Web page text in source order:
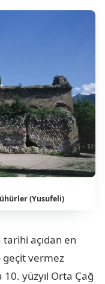
(Yusufeli)
açıdan en
geçit vermez
yüzyıl Orta Çağ